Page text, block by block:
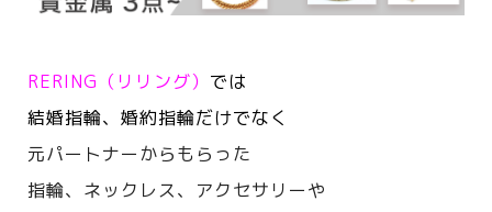
RERING（リリング） では
結婚指輪、婚約指輪だけでなく
元パートナーからもらった
指輪、ネックレス、アクセサリーや